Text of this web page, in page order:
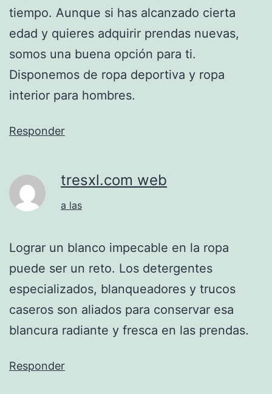
tiempo. Aunque si has alcanzado cierta
edad y quieres adquirir prendas nuevas,
somos una buena opción para ti.
Disponemos de ropa deportiva y ropa
interior para hombres.
Responder
tresxl.com web
a las
Lograr un blanco impecable en la ropa
puede ser un reto. Los detergentes
especializados, blanqueadores y trucos
caseros son aliados para conservar esa
blancura radiante y fresca en las prendas.
Responder